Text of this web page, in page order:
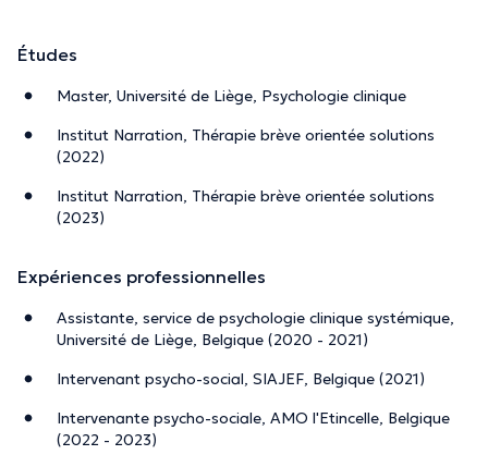
Études
Master, Université de Liège, Psychologie clinique
Institut Narration, Thérapie brève orientée solutions
(2022)
Institut Narration, Thérapie brève orientée solutions
(2023)
Expériences professionnelles
Assistante, service de psychologie clinique systémique,
Université de Liège, Belgique (2020 - 2021)
Intervenant psycho-social, SIAJEF, Belgique (2021)
Intervenante psycho-sociale, AMO l'Etincelle, Belgique
(2022 - 2023)